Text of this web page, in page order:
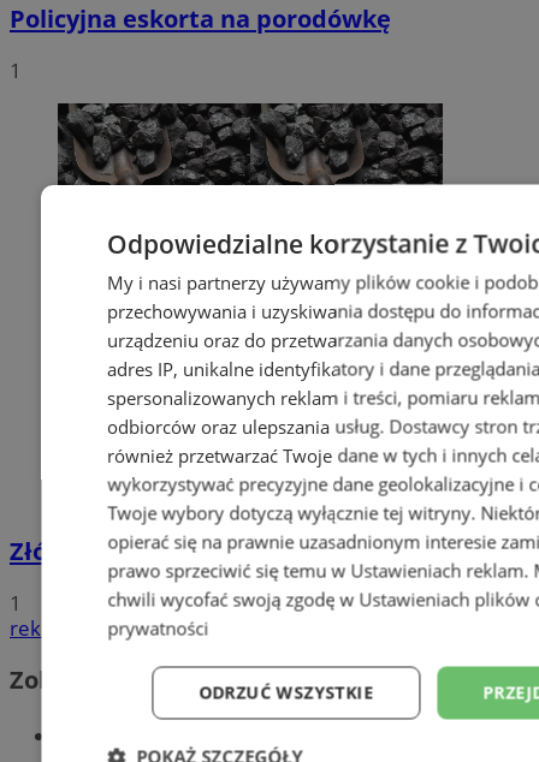
Policyjna eskorta na porodówkę
1
Złóż wniosek o dodatek węglowy
1
reklama
Zobacz również
Odpowiedzialne korzystanie z
My i nasi partnerzy używamy plików cookie i
przechowywania i uzyskiwania dostępu do
urządzeniu oraz do przetwarzania danych
adres IP, unikalne identyfikatory i dane
spersonalizowanych reklam i treści, pomiaru
odbiorców oraz ulepszania usług. Dostawcy stron
również przetwarzać Twoje dane w tych i innych
wykorzystywać precyzyjne dane geolokalizacyjne i
Twoje wybory dotyczą wyłącznie tej witryny.
opierać się na prawnie uzasadnionym interesie
prawo sprzeciwić się temu w Ustawieniach reklam.
chwili wycofać swoją zgodę w Ustawieniach plików
prywatności
ODRZUĆ WSZYSTKIE
POKAŻ SZCZEGÓŁY